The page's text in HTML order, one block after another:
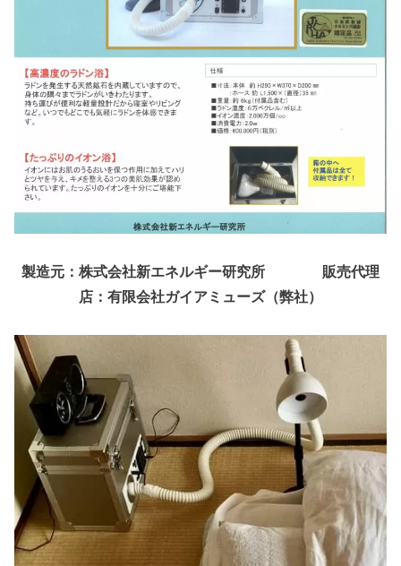
製造元：株式会社新エネルギー研究所 販売代理
店：有限会社ガイアミューズ（弊社）